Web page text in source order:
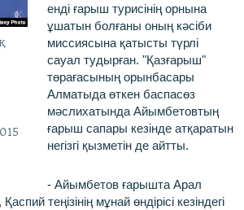
енді ғарыш турисінің орнына
ұшатын болғаны оның кәсіби
миссиясына қатысты түрлі
сауал тудырған. "Қазғарыш"
төрағасының орынбасары
Алматыда өткен баспасөз
мәслихатында Айымбетовтың
ғарыш сапары кезінде атқаратын
негізгі қызметін де айтты.
- Айымбетов ғарышта Арал
теңізінің мұнай өндірісі кезіндегі